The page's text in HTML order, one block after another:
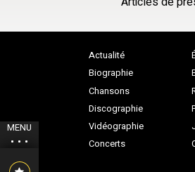
MENU
Actualité
Biographie
Chansons
Discographie
Vidéographie
Concerts